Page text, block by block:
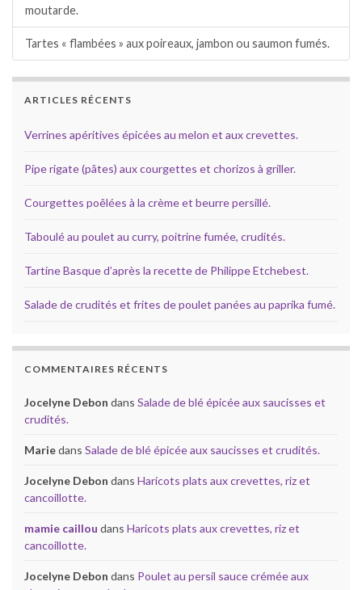
moutarde.
Tartes « flambées » aux poireaux, jambon ou saumon fumés.
ARTICLES RÉCENTS
Verrines apéritives épicées au melon et aux crevettes.
Pipe rigate (pâtes) aux courgettes et chorizos à griller.
Courgettes poêlées à la crème et beurre persillé.
Taboulé au poulet au curry, poitrine fumée, crudités.
Tartine Basque d’après la recette de Philippe Etchebest.
Salade de crudités et frites de poulet panées au paprika fumé.
COMMENTAIRES RÉCENTS
Jocelyne Debon dans Salade de blé épicée aux saucisses et
crudités.
Mariedans Salade de blé épicée aux saucisses et crudités.
Jocelyne Debon dans Haricots plats aux crevettes, riz et
cancoillotte.
mamie caillou dans Haricots plats aux crevettes, riz et
cancoillotte.
Jocelyne Debon dans Poulet au persil sauce crémée aux